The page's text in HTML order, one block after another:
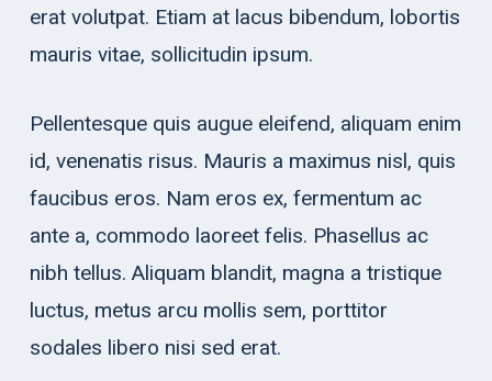
erat volutpat. Etiam at lacus bibendum, lobortis
mauris vitae, sollicitudin ipsum.
Pellentesque quis augue eleifend, aliquam enim
id, venenatis risus. Mauris a maximus nisl, quis
faucibus eros. Nam eros ex, fermentum ac
ante a, commodo laoreet felis. Phasellus ac
nibh tellus. Aliquam blandit, magna a tristique
luctus, metus arcu mollis sem, porttitor
sodales libero nisi sed erat.